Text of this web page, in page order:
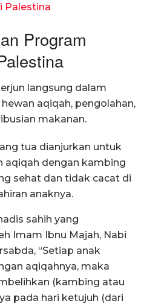
Palestina
Program
langsung dalam
aqiqah, pengolahan,
makanan.
tua dianjurkan untuk
aqiqah dengan kambing
sehat dan tidak cacat di
anaknya.
sahih yang
Imam Ibnu Majah, Nabi
“Setiap anak
aqiqahnya, maka
(kambing atau
pada hari ketujuh (dari